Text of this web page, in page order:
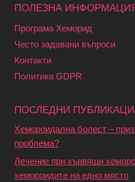
ПОЛЕЗНА
Програма Хеморид
Често задавани въпроси
Контакти
Политика GDPR
ПОСЛЕДНИ
Хемороидална болест –
проблема?
Лечение при кървящи
хемороидите на едно място